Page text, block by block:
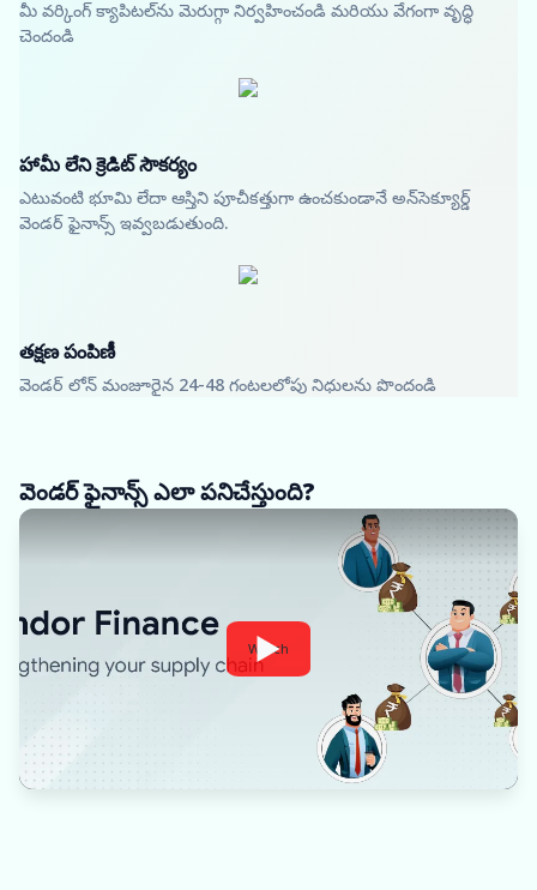
మీ వర్కింగ్ క్యాపిటల్‌ను మెరుగ్గా నిర్వహించండి మరియు వేగంగా వృద్ధి
చెందండి
హామీ లేని క్రెడిట్ సౌకర్యం
ఎటువంటి భూమి లేదా ఆస్తిని పూచీకత్తుగా ఉంచకుండానే అన్‌సెక్యూర్డ్
వెండర్ ఫైనాన్స్ ఇవ్వబడుతుంది.
తక్షణ పంపిణీ
వెండర్ లోన్ మంజూరైన 24-48 గంటలలోపు నిధులను పొందండి
వెండర్ ఫైనాన్స్ ఎలా పనిచేస్తుంది?
Watch